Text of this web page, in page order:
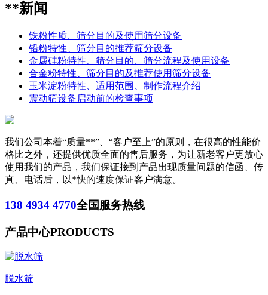
**新闻
铁粉性质、筛分目的及使用筛分设备
铅粉特性、筛分目的推荐筛分设备
金属硅粉特性、筛分目的、筛分流程及使用设备
合金粉特性、筛分目的及推荐使用筛分设备
玉米淀粉特性、适用范围、制作流程介绍
震动筛设备启动前的检查事项
我们公司本着“质量**”、“客户至上”的原则，在很高的性能价
格比之外，还提供优质全面的售后服务，为让新老客户更放心
使用我们的产品，我们保证接到产品出现质量问题的信函、传
真、电话后，以*快的速度保证客户满意。
138 4934 4770全国服务热线
产品中心PRODUCTS
脱水筛